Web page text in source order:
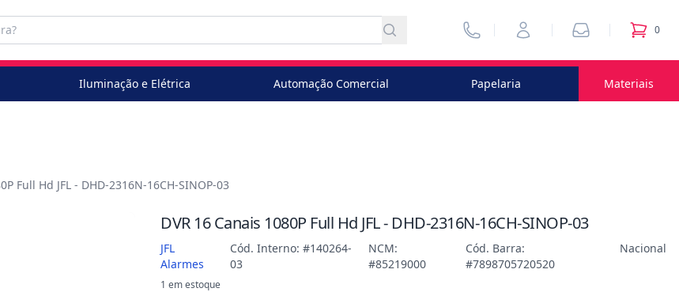
VendedoresMinha ContaPedidos 0
itens
Iluminação e Elétrica Automação Comercial Papelaria Materiais
Full Hd JFL - DHD-2316N-16CH-SINOP-03
DVR 16 Canais 1080P Full Hd JFL - DHD-2316N-16CH-SINOP-03
JFL
Alarmes
Cód. Interno: #140264-
03
NCM:
#85219000
Cód. Barra:
#7898705720520
Nacional
1 em estoque